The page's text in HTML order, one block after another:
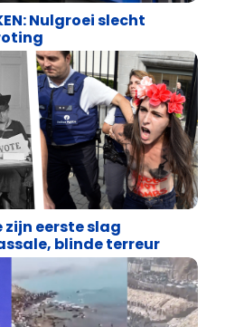
Nulgroei slecht
eerste slag
blinde terreur